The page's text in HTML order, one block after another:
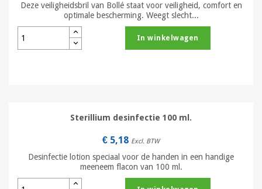
Deze veiligheidsbril van Bollé staat voor veiligheid, comfort en
optimale bescherming. Weegt slecht...
In winkelwagen
Sterillium desinfectie 100 ml.
€ 5,18 Excl. BTW
Desinfectie lotion speciaal voor de handen in een handige
meeneem flacon van 100 ml.